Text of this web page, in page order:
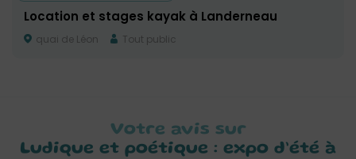
Location et stages kayak à Landerneau
quai de Léon Tout public
Votre avis sur
Ludique et poétique : expo d’été à